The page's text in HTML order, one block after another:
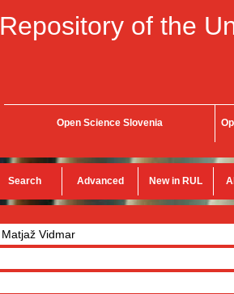
Repository of the
Open Science Slovenia
Search Advanced New in RUL